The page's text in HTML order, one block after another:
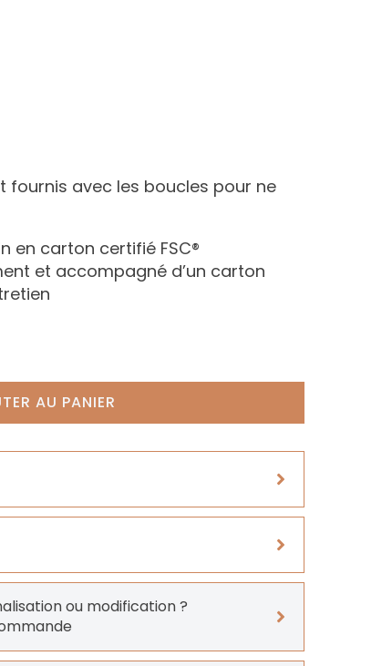
fournis avec les boucles pour ne
en carton certifié FSC®
et accompagné d’un carton
AU PANIER
ou modification ?